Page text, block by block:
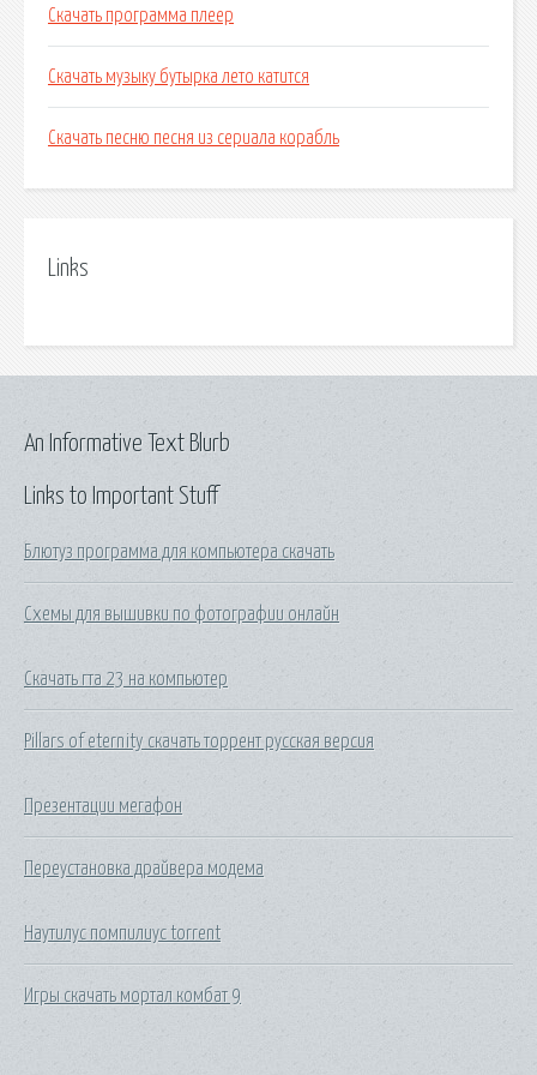
Скачать программа плеер
Скачать музыку бутырка лето катится
Скачать песню песня из сериала корабль
Links
Links to Important Stuff
Блютуз программа для компьютера скачать
Схемы для вышивки по фотографии онлайн
Скачать гта 23 на компьютер
Pillars of eternity скачать торрент русская версия
Презентации мегафон
Переустановка драйвера модема
Наутилус помпилиус torrent
Игры скачать мортал комбат 9
An Informative Text Blurb